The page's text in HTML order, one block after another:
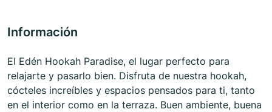
Información
El Edén Hookah Paradise, el lugar perfecto para
relajarte y pasarlo bien. Disfruta de nuestra hookah,
cócteles increíbles y espacios pensados para ti, tanto
en el interior como en la terraza. Buen ambiente, buena